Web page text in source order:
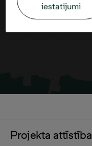
Projekta attīstība
iestatījumi